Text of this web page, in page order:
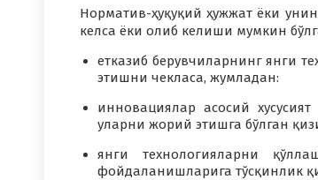
Норматив-ҳуқуқий ҳужжат ёки
келса ёки олиб келиши мумкин
етказиб берувчиларнинг янги
этишни чекласа, жумладан:
инновациялар асосий
уларни жорий этишга бўлган
янги технологияларни
фойдаланишларига тўсқинлик